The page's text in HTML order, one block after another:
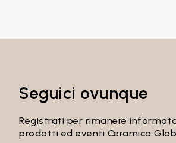
Seguici ovunque
Registrati per rimanere
prodotti ed eventi Ceramica